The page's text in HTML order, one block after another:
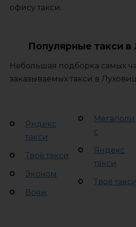
офису такси.
Популярные такси в
Небольшая подборка самых
заказываемых такси в
Яндекс
такси
Твоё такси
Эконом
Вояж
Мегаполи
с
Яндекс
такси
Твоё такси